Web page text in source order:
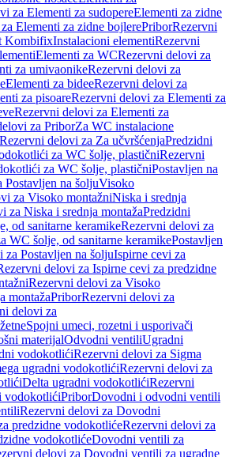
za Elementi za sudopereElementi za zidne
Elementi za zidne bojlerePriborRezervni
KombifixInstalacioni elementiRezervni
Elementi za WCRezervni delovi za
za umivaonikeRezervni delovi za
Elementi za bideeRezervni delovi za
za pisoareRezervni delovi za Elementi za
Rezervni delovi za Elementi za
za PriborZa WC instalacione
Rezervni delovi za Za učvršćenjaPredzidni
za WC šolje, plastičniRezervni
za WC šolje, plastičniPostavljen na
na šoljuVisoko
za Visoko montažniNiska i srednja
za Niska i srednja montažaPredzidni
od sanitarne keramikeRezervni delovi za
WC šolje, od sanitarne keramikePostavljen
za Postavljen na šoljuIspirne cevi za
delovi za Ispirne cevi za predzidne
Rezervni delovi za Visoko
montažaPriborRezervni delovi za
delovi za
Spojni umeci, rozetni i usporivači
materijalOdvodni ventiliUgradni
vodokotlićiRezervni delovi za Sigma
ugradni vodokotlićiRezervni delovi za
Delta ugradni vodokotlićiRezervni
vodokotlićiPriborDovodni i odvodni ventili
Rezervni delovi za Dovodni
predzidne vodokotlićeRezervni delovi za
vodokotlićeDovodni ventili za
delovi za Dovodni ventili za ugradne